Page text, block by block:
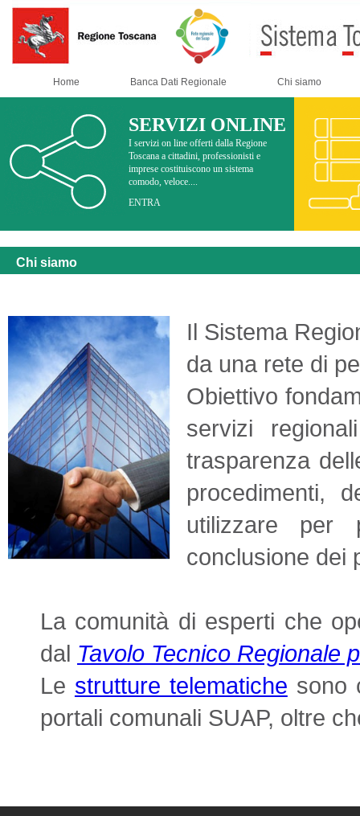
Home Banca Dati Regionale Chi siamo
SERVIZI ONLINE
I servizi on line offerti dalla Regione
Toscana a cittadini, professionisti e
imprese costituiscono un sistema
comodo, veloce....
ENTRA
Chi siamo
Il Sistema
da una rete di
Obiettivo
servizi
trasparenza
procedimenti,
utilizzare per
conclusione dei
La comunità di esperti che
dal Tavolo Tecnico Regionale
Le strutture telematiche sono
portali comunali SUAP, oltre